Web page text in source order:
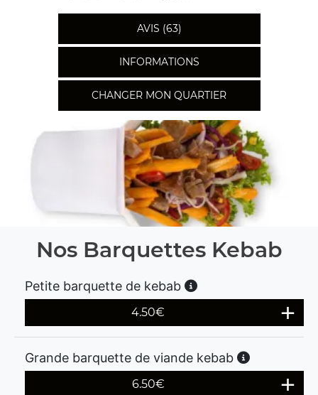
AVIS (63)
INFORMATIONS
CHANGER MON QUARTIER
Nos Barquettes Kebab
Petite barquette de kebab
4.50€
Grande barquette de viande kebab
6.50€